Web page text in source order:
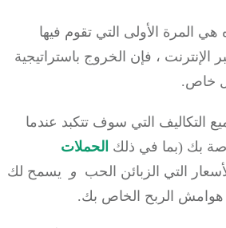
الأولى التي تقوم فيها
، فإن الخروج باستراتيجية
التي سوف تتكبد عندما
بك (بما في ذلكالحملات
التي الزبائن الحبو يسمح لك
الربح الخاص بك.